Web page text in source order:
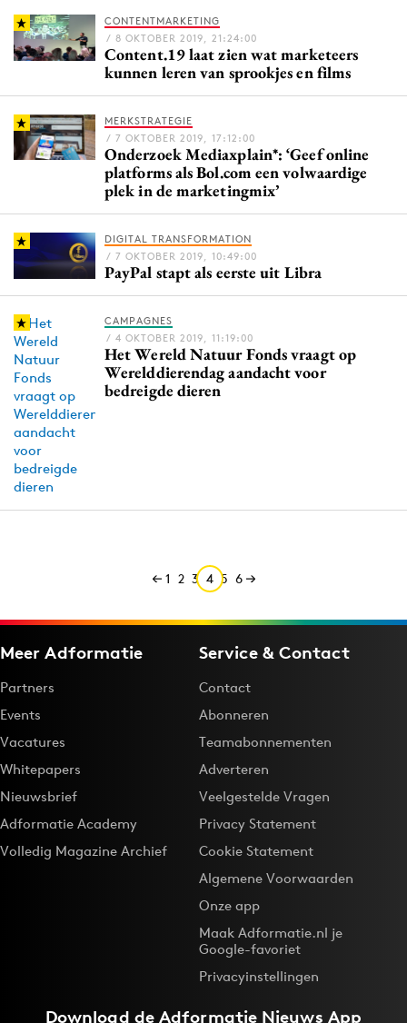
Design
Digital transformation
Diversiteit
Effectiviteit
Gedragsverandering
Influencer marketing
Interne communicatie
Media
Merkstrategie
PR
Programmatic
Purpose Marketing
Reputatie & crisis
CONTENTMARKETING
/ 8 OKTOBER 2019, 21:24:00
Content.19 laat zien wat marketeers
kunnen leren van sprookjes en films
MERKSTRATEGIE
/ 7 OKTOBER 2019, 17:12:00
Onderzoek Mediaxplain*: ‘Geef online
platforms als Bol.com een volwaardige
plek in de marketingmix’
DIGITAL TRANSFORMATION
/ 7 OKTOBER 2019, 10:49:00
PayPal stapt als eerste uit Libra
CAMPAGNES
/ 4 OKTOBER 2019, 11:19:00
Het Wereld Natuur Fonds vraagt op
Werelddierendag aandacht voor
bedreigde dieren
1 2 3 4 5 6
Meer Adformatie
Partners
Events
Vacatures
Whitepapers
Nieuwsbrief
Adformatie Academy
Volledig Magazine Archief
Service & Contact
Contact
Abonneren
Teamabonnementen
Adverteren
Veelgestelde Vragen
Privacy Statement
Cookie Statement
Algemene Voorwaarden
Onze app
Maak Adformatie.nl je
Google-favoriet
Privacyinstellingen
Download deAdformatie Nieuws App